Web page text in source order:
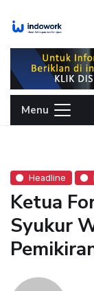
Menu
Headline
Ketua
Syukur